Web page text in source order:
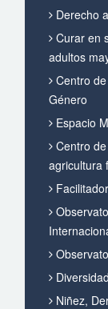
Derecho
Curar en
adultos
Centro
Género
Espacio
Centro
agricultura
Niñez,